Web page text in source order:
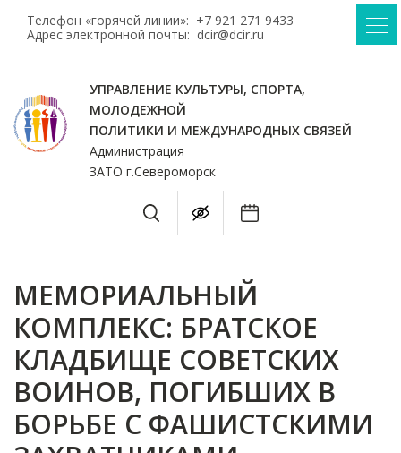
Телефон «горячей линии»: +7 921 271 9433
Адрес электронной почты: dcir@dcir.ru
УПРАВЛЕНИЕ КУЛЬТУРЫ, СПОРТА,
МОЛОДЕЖНОЙ
ПОЛИТИКИ И МЕЖДУНАРОДНЫХ СВЯЗЕЙ
Администрация
ЗАТО г.Североморск
МЕМОРИАЛЬНЫЙ
КОМПЛЕКС: БРАТСКОЕ
КЛАДБИЩЕ СОВЕТСКИХ
ВОИНОВ, ПОГИБШИХ В
БОРЬБЕ С ФАШИСТСКИМИ